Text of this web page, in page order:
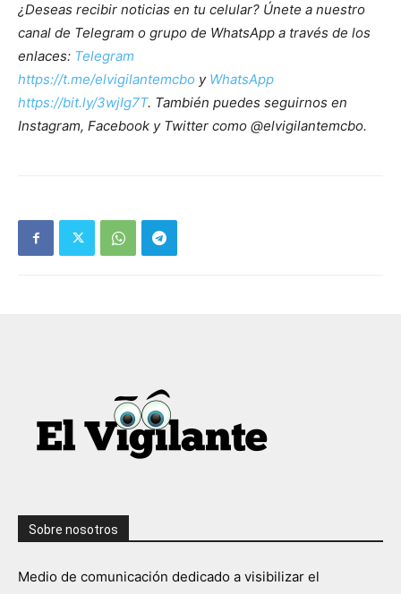
¿Deseas recibir noticias en tu celular? Únete a nuestro
canal de Telegram o grupo de WhatsApp a través de los
enlaces: Telegram
https://t.me/elvigilantemcbo y WhatsApp
https://bit.ly/3wjIg7T. También puedes seguirnos en
Instagram, Facebook y Twitter como @elvigilantemcbo.
Sobre nosotros
Medio de comunicación dedicado a visibilizar el